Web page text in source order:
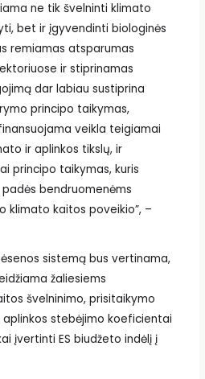
ne tik švelninti klimato
bet ir įgyvendinti biologinės
remiamas atsparumas
ir stiprinamas
dar labiau sustiprina
principo taikymas,
veikla teigiamai
ir aplinkos tikslų, ir
principo taikymas, kuris
bendruomenėms
klimato kaitos poveikio”, –
sistemą bus vertinama,
žaliesiems
švelninimo, prisitaikymo
stebėjimo koeficientai
įvertinti ES biudžeto indėlį į